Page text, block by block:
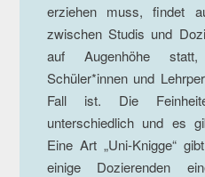
erziehen muss, findet
zwischen Studis und
auf Augenhöhe
Schüler*innen und
Fall ist. Die
unterschiedlich und es
Eine Art „Uni-Knigge“
einige Dozierenden